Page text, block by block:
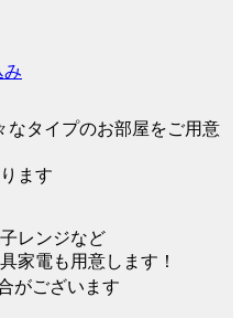
み
なタイプのお部屋をご用意
ます
レンジなど
家電も用意します！
がございます